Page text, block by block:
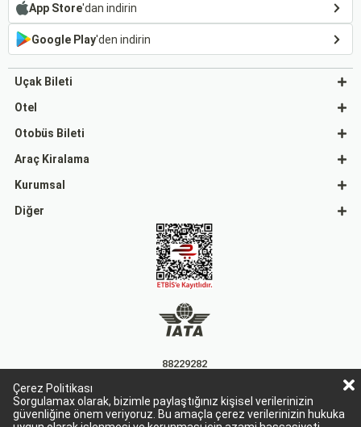
Çerez Politikası
Sorgulamax olarak, bizimle paylaştığınız kişisel verilerinizin
güvenliğine önem veriyoruz. Bu amaçla çerez verilerinizin hukuka
App Store'dan indirin
Google Play'den indirin
Uçak Bileti
Otel
Otobüs Bileti
Araç Kiralama
Kurumsal
Diğer
88229282
15863